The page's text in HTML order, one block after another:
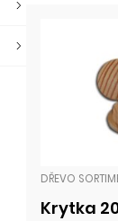
DŘEVO
Krytka